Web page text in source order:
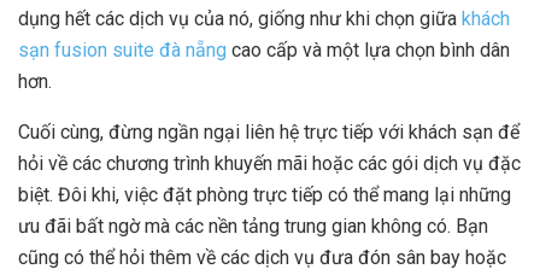
dụng hết các dịch vụ của nó, giống như khi chọn giữa khách
sạn fusion suite đà nẵng cao cấp và một lựa chọn bình dân
hơn.
Cuối cùng, đừng ngần ngại liên hệ trực tiếp với khách sạn để
hỏi về các chương trình khuyến mãi hoặc các gói dịch vụ đặc
biệt. Đôi khi, việc đặt phòng trực tiếp có thể mang lại những
ưu đãi bất ngờ mà các nền tảng trung gian không có. Bạn
cũng có thể hỏi thêm về các dịch vụ đưa đón sân bay hoặc